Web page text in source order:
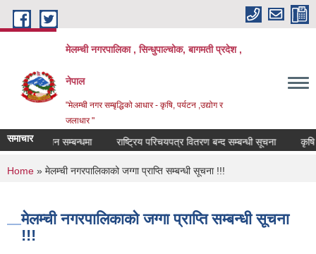
Skip to main content
मेलम्ची नगरपालिका , सिन्धुपाल्चोक, बागमती प्रदेश ,
नेपाल
"मेलम्ची नगर सम्बृद्धिको आधार - कृषि, पर्यटन ,उद्योग र
जलाधार "
समाचार
प्रकाशन सम्बन्धमा राष्ट्रिय परिचयपत्र वितरण बन्द सम्बन्धी सूचना कृषि
You are here
Home » मेलम्ची नगरपालिकाको जग्गा प्राप्ति सम्बन्धी सूचना !!!
मेलम्ची नगरपालिकाको जग्गा प्राप्ति सम्बन्धी सूचना
!!!